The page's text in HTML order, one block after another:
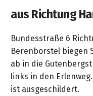
aus Richtung
Bundesstraße 6
Berenborstel biegen
ab in die
links in den
ist ausgeschildert.